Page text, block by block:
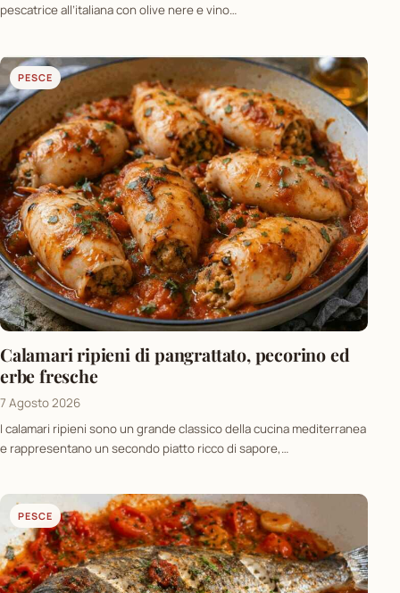
pescatrice all’italiana con olive nere e vino…
PESCE
Calamari ripieni di pangrattato, pecorino ed
erbe fresche
7 Agosto 2026
I calamari ripieni sono un grande classico della cucina mediterranea
e rappresentano un secondo piatto ricco di sapore,…
PESCE